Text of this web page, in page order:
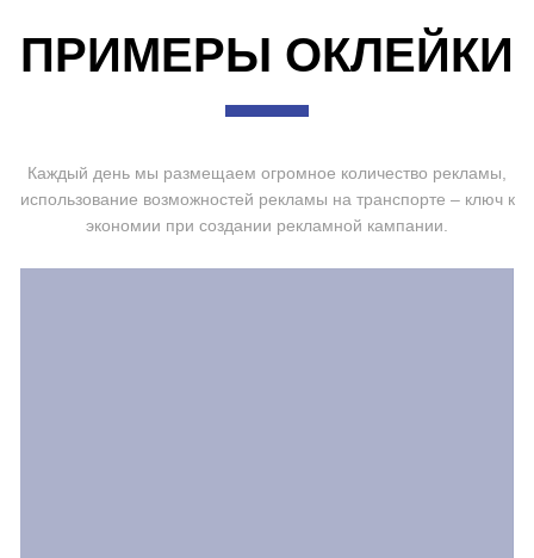
ПРИМЕРЫ ОКЛЕЙКИ
Каждый день мы размещаем огромное количество рекламы,
использование возможностей рекламы на транспорте – ключ к
экономии при создании рекламной кампании.